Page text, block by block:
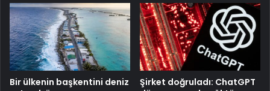
Bir ülkenin başkentini deniz
Şirket doğruladı: ChatGPT